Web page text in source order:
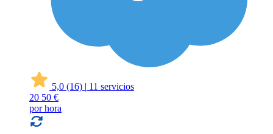
5,0 (16) | 11 servicios
20 50 €
por hora